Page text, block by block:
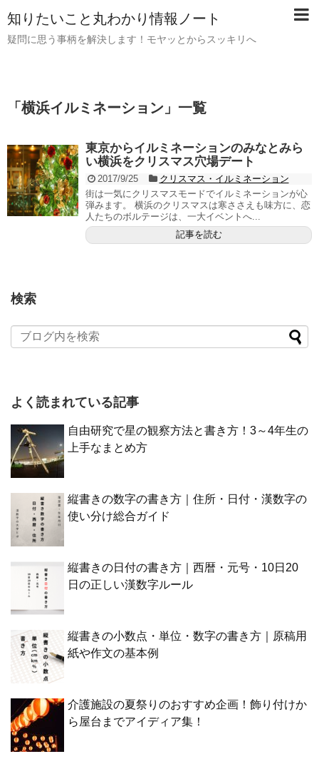
知りたいこと丸わかり情報ノート
疑問に思う事柄を解決します！モヤッとからスッキリへ
「 横浜イルミネーション 」 一覧
東京からイルミネーションのみなとみら
い横浜をクリスマス穴場デート
2017/9/25
クリスマス・イルミネーション
街は一気にクリスマスモードでイルミネーションが心
弾みます。 横浜のクリスマスは寒ささえも味方に、恋
人たちのボルテージは、一大イベントへ...
記事を読む
検索
よく読まれている記事
自由研究で星の観察方法と書き方！3～4年生の
上手なまとめ方
縦書きの数字の書き方｜住所・日付・漢数字の
使い分け総合ガイド
縦書きの日付の書き方｜西暦・元号・10日20
日の正しい漢数字ルール
縦書きの小数点・単位・数字の書き方｜原稿用
紙や作文の基本例
介護施設の夏祭りのおすすめ企画！飾り付けか
ら屋台までアイディア集！